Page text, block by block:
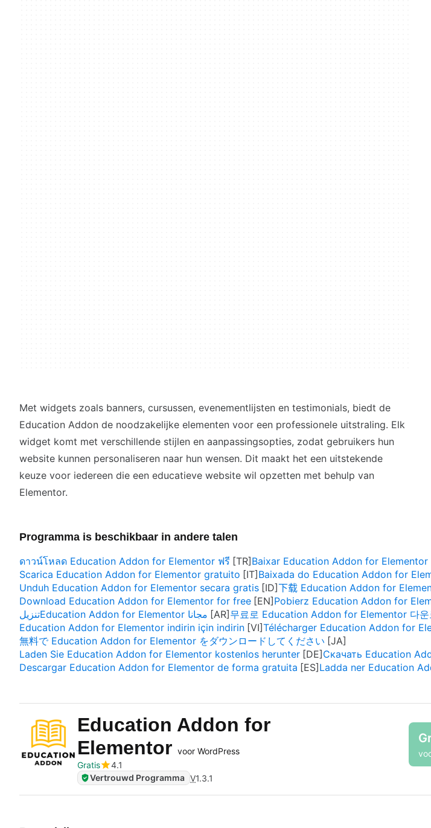
Met widgets zoals banners, cursussen, evenementlijsten en testimonials, biedt de
Education Addon de noodzakelijke elementen voor een professionele uitstraling. Elk
widget komt met verschillende stijlen en aanpassingsopties, zodat gebruikers hun
website kunnen personaliseren naar hun wensen. Dit maakt het een uitstekende
keuze voor iedereen die een educatieve website wil opzetten met behulp van
Elementor.
Programma is beschikbaar in andere talen
ดาวน์โหลด Education Addon for Elementor ฟรี
Baixar Education Addon for Elementor
Scarica Education Addon for Elementor gratuito
Baixada do Education Addon for
Unduh Education Addon for Elementor secara gratis
下载 Education Addon for
Download Education Addon for Elementor for free
Pobierz Education Addon for
تنزيلEducation Addon for Elementor مجانا
무료로 Education Addon for Elementor 다운
Education Addon for Elementor indirin için indirin
Télécharger Education Addon for
無料で Education Addon for Elementor をダウンロードしてください
Laden Sie Education Addon for Elementor kostenlos herunter
Скачать Education
Descargar Education Addon for Elementor de forma gratuita
Ladda ner Education
Education Addon for
Elementor voor WordPress
Gratis
4.1
Vertrouwd Programma V1.3.1